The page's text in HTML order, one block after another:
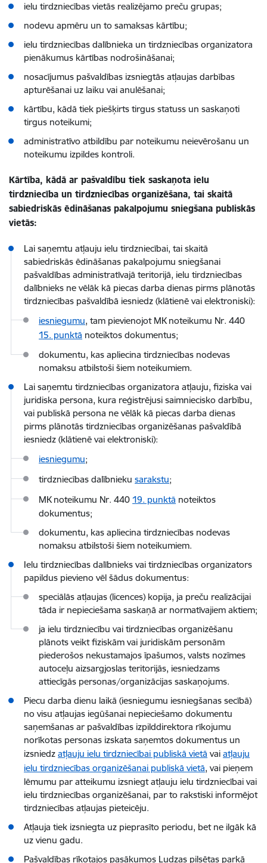
ielu tirdzniecības vietās realizējamo preču grupas;
nodevu apmēru un to samaksas kārtību;
ielu tirdzniecības dalībnieka un tirdzniecības organizatora
pienākumus kārtības nodrošināšanai;
nosacījumus pašvaldības izsniegtās atļaujas darbības
apturēšanai uz laiku vai anulēšanai;
kārtību, kādā tiek piešķirts tirgus statuss un saskaņoti
tirgus noteikumi;
administratīvo atbildību par noteikumu neievērošanu un
noteikumu izpildes kontroli.
Kārtība, kādā ar pašvaldību tiek saskaņota ielu
tirdzniecība un tirdzniecības organizēšana, tai skaitā
sabiedriskās ēdināšanas pakalpojumu sniegšana publiskās
vietās:
Lai saņemtu atļauju ielu tirdzniecībai, tai skaitā
sabiedriskās ēdināšanas pakalpojumu sniegšanai
pašvaldības administratīvajā teritorijā, ielu tirdzniecības
dalībnieks ne vēlāk kā piecas darba dienas pirms plānotās
tirdzniecības pašvaldībā iesniedz (klātienē vai elektroniski):
iesniegumu, tam pievienojot MK noteikumu Nr. 440
15. punktā noteiktos dokumentus;
dokumentu, kas apliecina tirdzniecības nodevas
nomaksu atbilstoši šiem noteikumiem.
Lai saņemtu tirdzniecības organizatora atļauju, fiziska vai
juridiska persona, kura reģistrējusi saimniecisko darbību,
vai publiskā persona ne vēlāk kā piecas darba dienas
pirms plānotās tirdzniecības organizēšanas pašvaldībā
iesniedz (klātienē vai elektroniski):
iesniegumu;
tirdzniecības dalībnieku sarakstu;
MK noteikumu Nr. 440 19. punktā noteiktos
dokumentus;
dokumentu, kas apliecina tirdzniecības nodevas
nomaksu atbilstoši šiem noteikumiem.
Ielu tirdzniecības dalībnieks vai tirdzniecības organizators
papildus pievieno vēl šādus dokumentus:
speciālās atļaujas (licences) kopija, ja preču realizācijai
tāda ir nepieciešama saskaņā ar normatīvajiem aktiem;
ja ielu tirdzniecību vai tirdzniecības organizēšanu
plānots veikt fiziskām vai juridiskām personām
piederošos nekustamajos īpašumos, valsts nozīmes
autoceļu aizsargjoslas teritorijās, iesniedzams
attiecīgās personas/organizācijas saskaņojums.
Piecu darba dienu laikā (iesniegumu iesniegšanas secībā)
no visu atļaujas iegūšanai nepieciešamo dokumentu
saņemšanas ar pašvaldības izpilddirektora rīkojumu
norīkotas personas izskata saņemtos dokumentus un
izsniedz atļauju ielu tirdzniecībai publiskā vietā vai atļauju
ielu tirdzniecības organizēšanai publiskā vietā, vai pieņem
lēmumu par atteikumu izsniegt atļauju ielu tirdzniecībai vai
ielu tirdzniecības organizēšanai, par to rakstiski informējot
tirdzniecības atļaujas pieteicēju.
Atļauja tiek izsniegta uz pieprasīto periodu, bet ne ilgāk kā
uz vienu gadu.
Pašvaldības rīkotajos pasākumos Ludzas pilsētas parkā